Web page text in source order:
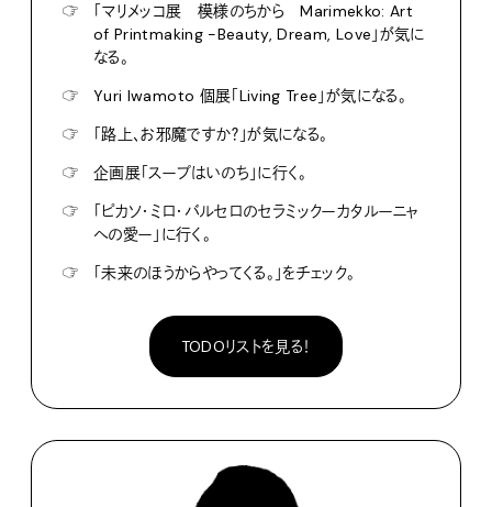
☞
「マリメッコ展 模様のちから Marimekko: Art
of Printmaking -Beauty, Dream, Love」が気に
なる。
☞
Yuri Iwamoto 個展「Living Tree」が気になる。
☞
「路上、お邪魔ですか？」が気になる。
☞
企画展「スープはいのち」に行く。
☞
「ピカソ・ミロ・バルセロのセラミックーカタルーニャ
への愛ー」に行く。
☞
「未来のほうからやってくる。」をチェック。
TODOリストを見る！